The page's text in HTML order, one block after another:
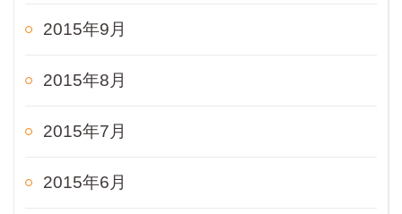
2015年9月
2015年8月
2015年7月
2015年6月